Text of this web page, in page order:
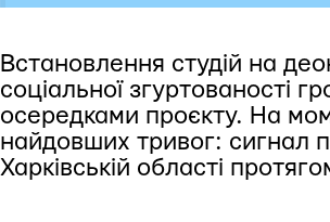
Встановлення студій на
соціальної згуртованості
осередками проєкту. На
найдовших тривог: сигнал
Харківській області